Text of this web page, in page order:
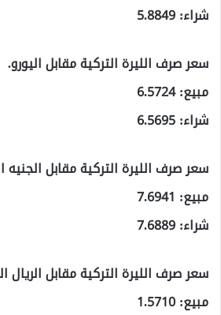
شراء: 5.8849
سعر صرف الليرة التركية مقابل اليورو.
مبيع: 6.5724
شراء: 6.5695
سعر صرف الليرة التركية مقابل الجنيه
مبيع: 7.6941
شراء: 7.6889
سعر صرف الليرة التركية مقابل
مبيع: 1.5710